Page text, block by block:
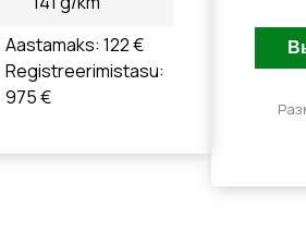
Aastamaks: 122 €
Registreerimistasu:
975 €